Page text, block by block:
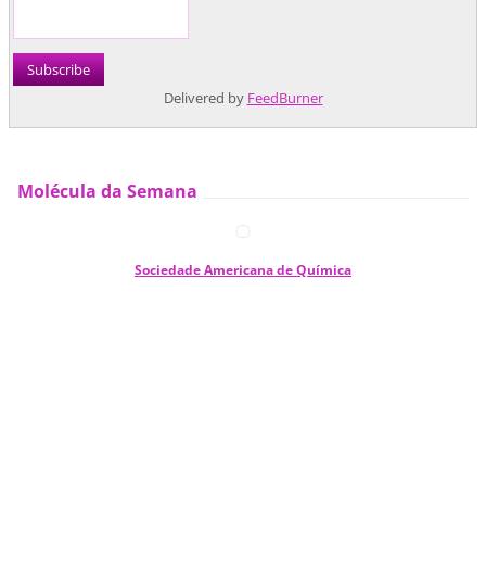
Delivered by FeedBurner
Molécula da Semana
Sociedade Americana de Química